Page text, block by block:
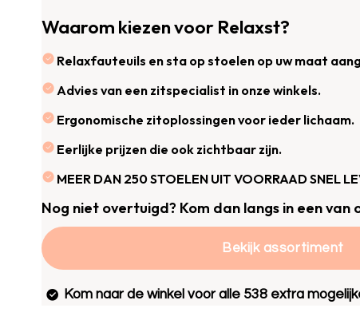
Waarom kiezen voor Relaxst?
Relaxfauteuils en sta op stoelen op uw maat
Advies van een zitspecialist in onze winkels.
Ergonomische zitoplossingen voor ieder lichaam.
Eerlijke prijzen die ook zichtbaar zijn.
MEER DAN 250 STOELEN UIT VOORRAAD SNEL
Nog niet overtuigd? Kom dan langs in een van
Bekijk assortiment
Kom naar de winkel voor alle 538 extra